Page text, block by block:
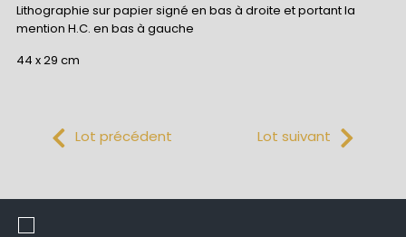
Lithographie sur papier signé en bas à droite et portant la
mention H.C. en bas à gauche
44 x 29 cm
Lot précédent Lot suivant